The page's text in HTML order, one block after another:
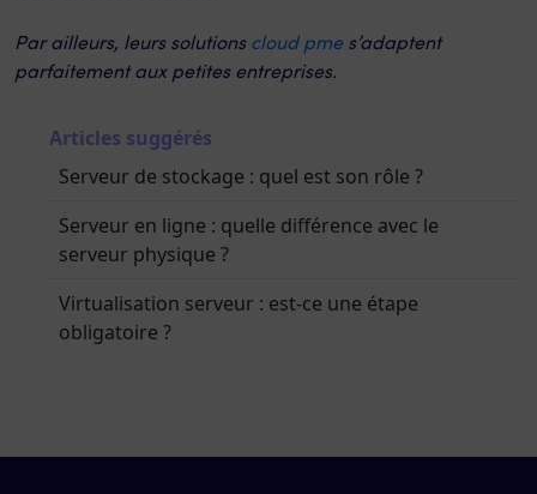
Par ailleurs, leurs solutionscloud pme s’adaptent
parfaitement aux petites entreprises.
Articles suggérés
Serveur de stockage : quel est son rôle ?
Serveur en ligne : quelle différence avec le
serveur physique ?
Virtualisation serveur : est-ce une étape
obligatoire ?